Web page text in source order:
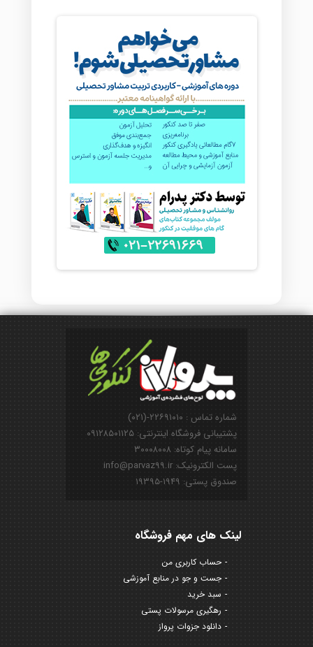
شماره تماس : ۲۲۶۹۱۰۱۰-(۰۲۱)
پشتیبانی فروشگاه اینترنتی: ۰۹۱۲۸۵۰۱۱۲۵
سامانه پیام کوتاه: ۳۰۰۰۸۰۰۸
پست الکترونیک: info@parvaz99.ir
صندوق پستی: ۱۹۴۹-۱۹۳۹۵
لینک های مهم فروشگاه
حساب کاربری من
جست و جو در منابع آموزشی
سبد خرید
رهگیری مرسولات پستی
دانلود جزوات پرواز